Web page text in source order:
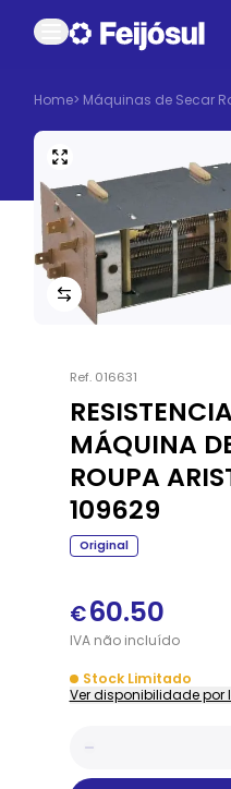
Home> Máquinas de Secar
Ref. 016631
MÁQUINA
ROUPA
109629
Original
€60.50
IVAnãoincluído
Stock Limitado
Ver disponibilidade por